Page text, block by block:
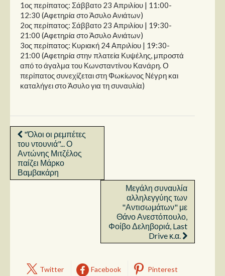
1ος περίπατος: Σάββατο 23 Απριλίου | 11:00-
12:30 (Αφετηρία στο Άσυλο Ανιάτων)
2ος περίπατος: Σάββατο 23 Απριλίου | 19:30-
21:00 (Αφετηρία στο Άσυλο Ανιάτων)
3ος περίπατος: Κυριακή 24 Απριλίου | 19:30-
21:00 (Αφετηρία στην πλατεία Κυψέλης, μπροστά
από το άγαλμα του Κωνσταντίνου Κανάρη. Ο
περίπατος συνεχίζεται στη Φωκίωνος Νέγρη και
καταλήγει στο Άσυλο για τη συναυλία)
"Όλοι οι ρεμπέτες
του ντουνιά"... Ο
Αντώνης Μιτζέλος
παίζει Μάρκο
Βαμβακάρη
Μεγάλη συναυλία
αλληλεγγύης των
"Αντισωμάτων" με
Θάνο Ανεστόπουλο,
Φοίβο Δεληβοριά, Last
Drive κ.α.
Twitter Facebook Pinterest